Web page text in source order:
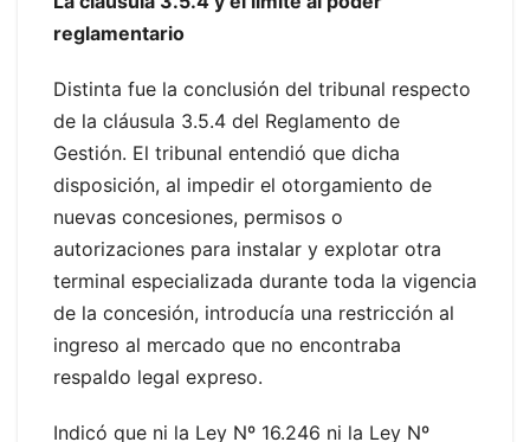
reglamentario
Distinta fue la conclusión del tribunal respecto
de la cláusula 3.5.4 del Reglamento de
Gestión. El tribunal entendió que dicha
disposición, al impedir el otorgamiento de
nuevas concesiones, permisos o
autorizaciones para instalar y explotar otra
terminal especializada durante toda la vigencia
de la concesión, introducía una restricción al
ingreso al mercado que no encontraba
respaldo legal expreso.
Indicó que ni la Ley Nº 16.246 ni la Ley Nº